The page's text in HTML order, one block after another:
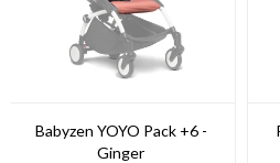
Babyzen YOYO Pack +6 -
Ginger